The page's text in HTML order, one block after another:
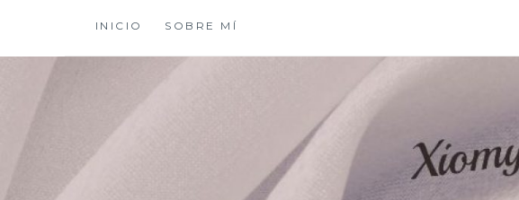
contenido
INICIO SOBRE MÍ
XIOMY LAMADRID